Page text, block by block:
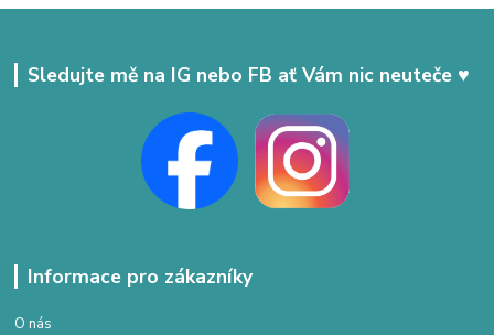
Sledujte mě na IG nebo FB ať Vám nic neuteče ♥
Informace pro zákazníky
O nás